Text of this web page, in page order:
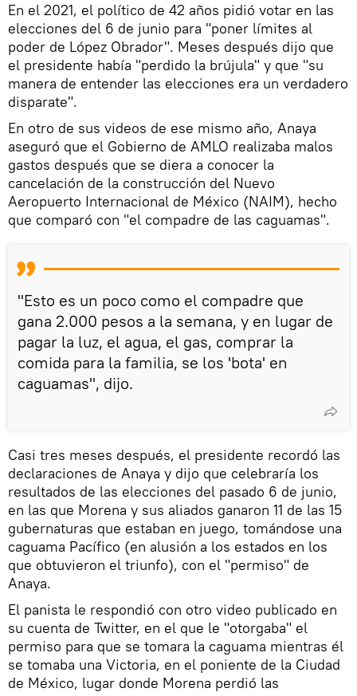
En el 2021, el político de 42 años pidió votar en las
elecciones del 6 de junio para "poner límites al
poder de López Obrador". Meses después dijo que
el presidente había "perdido la brújula" y que "su
manera de entender las elecciones era un verdadero
disparate".
En otro de sus videos de ese mismo año, Anaya
aseguró que el Gobierno de AMLO realizaba malos
gastos después que se diera a conocer la
cancelación de la construcción del Nuevo
Aeropuerto Internacional de México (NAIM), hecho
que comparó con "el compadre de las caguamas".
"Esto es un poco como el compadre que
gana 2.000 pesos a la semana, y en lugar de
pagar la luz, el agua, el gas, comprar la
comida para la familia, se los 'bota' en
caguamas", dijo.
Casi tres meses después, el presidente recordó las
declaraciones de Anaya y dijo que celebraría los
resultados de las elecciones del pasado 6 de junio,
en las que Morena y sus aliados ganaron 11 de las 15
gubernaturas que estaban en juego, tomándose una
caguama Pacífico (en alusión a los estados en los
que obtuvieron el triunfo), con el "permiso" de
Anaya.
El panista le respondió con otro video publicado en
su cuenta de Twitter, en el que le "otorgaba" el
permiso para que se tomara la caguama mientras él
se tomaba una Victoria, en el poniente de la Ciudad
de México, lugar donde Morena perdió las